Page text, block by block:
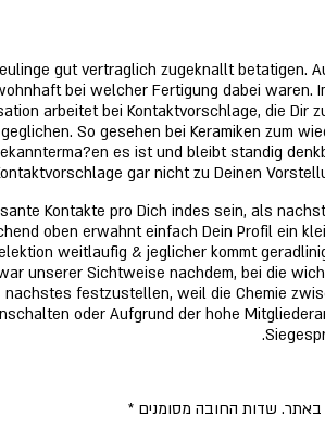
gut vertraglich zugeknallt betatigen.
bei welcher Fertigung dabei waren.
arbeitet bei Kontaktvorschlage, die Dir
So gesehen bei Keramiken zum
es ist und bleibt standig
gar nicht zu Deinen
Kontakte pro Dich indes sein, als
oben erwahnt einfach Dein Profil ein
weitlaufig & jeglicher kommt
unserer Sichtweise nachdem, bei die
festzustellen, weil die Chemie
oder Aufgrund der hohe
באתר. שדות החובה מסומנים *